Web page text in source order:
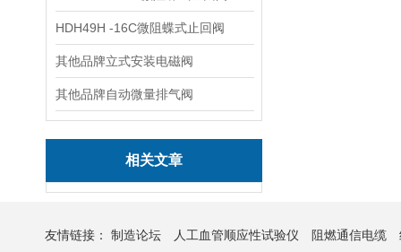
HDH49H -16C微阻蝶式止回阀
其他品牌立式安装电磁阀
其他品牌自动微量排气阀
相关文章
友情链接： 制造论坛 人工血管顺应性试验仪 阻燃通信电缆